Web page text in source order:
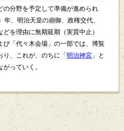
の分野を予定して準備が進められ
年、明治天皇の崩御、政権交代、
どを理由に無期延期（実質中止）
び「代々木会場」の一部では、博覧
、これが、のちに「 明治神宮 」と
がっていく。